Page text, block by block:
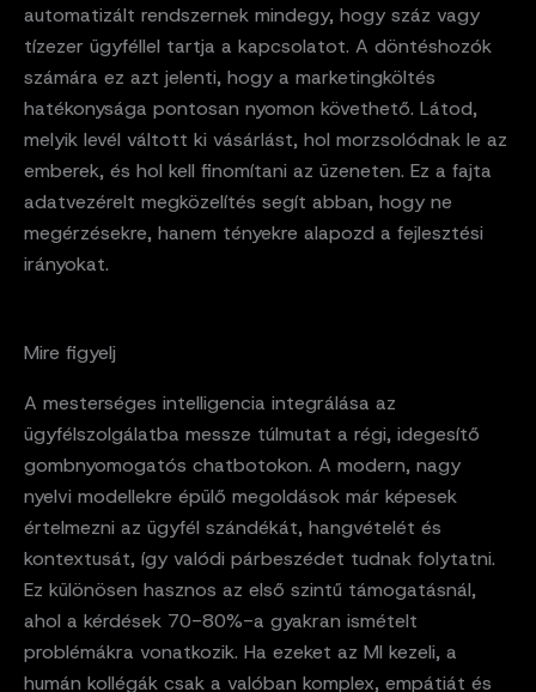
automatizált rendszernek mindegy, hogy száz vagy
tízezer ügyféllel tartja a kapcsolatot. A döntéshozók
számára ez azt jelenti, hogy a marketingköltés
hatékonysága pontosan nyomon követhető. Látod,
melyik levél váltott ki vásárlást, hol morzsolódnak le az
emberek, és hol kell finomítani az üzeneten. Ez a fajta
adatvezérelt megközelítés segít abban, hogy ne
megérzésekre, hanem tényekre alapozd a fejlesztési
irányokat.
Mire figyelj
A mesterséges intelligencia integrálása az
ügyfélszolgálatba messze túlmutat a régi, idegesítő
gombnyomogatós chatbotokon. A modern, nagy
nyelvi modellekre épülő megoldások már képesek
értelmezni az ügyfél szándékát, hangvételét és
kontextusát, így valódi párbeszédet tudnak folytatni.
Ez különösen hasznos az első szintű támogatásnál,
ahol a kérdések 70-80%-a gyakran ismételt
problémákra vonatkozik. Ha ezeket az MI kezeli, a
humán kollégák csak a valóban komplex, empátiát és